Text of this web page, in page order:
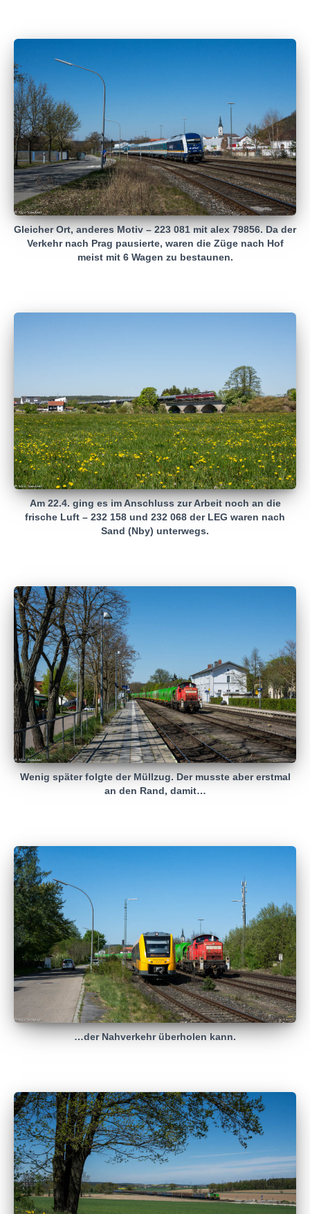
Gleicher Ort, anderes Motiv – 223 081 mit alex 79856. Da der
Verkehr nach Prag pausierte, waren die Züge nach Hof
meist mit 6 Wagen zu bestaunen.
Am 22.4. ging es im Anschluss zur Arbeit noch an die
frische Luft – 232 158 und 232 068 der LEG waren nach
Sand (Nby) unterwegs.
Wenig später folgte der Müllzug. Der musste aber erstmal
an den Rand, damit…
…der Nahverkehr überholen kann.